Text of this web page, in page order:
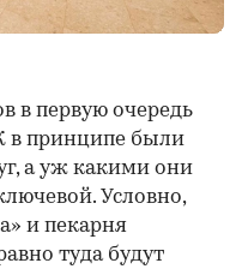
в первую очередь
в принципе были
а уж какими они
Условно,
и пекарня
туда будут